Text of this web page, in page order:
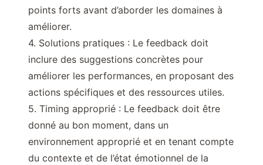
points forts avant d’aborder les domaines à
améliorer.
4. Solutions pratiques : Le feedback doit
inclure des suggestions concrètes pour
améliorer les performances, en proposant des
actions spécifiques et des ressources utiles.
5. Timing approprié : Le feedback doit être
donné au bon moment, dans un
environnement approprié et en tenant compte
du contexte et de l’état émotionnel de la